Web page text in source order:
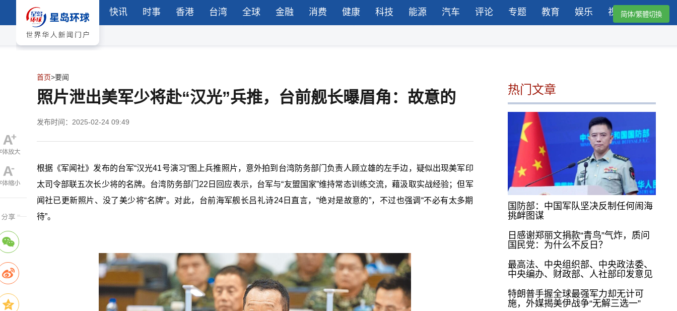
快讯 时事 香港 台湾 全球 金融 消费 健康 科技 能源 汽车 评论 专题 教育 娱乐 视频简体/繁體切換
首页>要闻
照片泄出美军少将赴“汉光”兵推，台前舰长曝眉角：故意的
发布时间：2025-02-24 09:49
根据《军闻社》发布的台军“汉光41号演习”图上兵推照片，意外拍到台湾防务部门负责人顾立雄的左手边，疑似出现美军印
太司令部联五次长少将的名牌。台湾防务部门22日回应表示，台军与“友盟国家”维持常态训练交流，藉汲取实战经验；但军
闻社已更新照片、没了美少将“名牌”。对此，台前海军舰长吕礼诗24日直言，“绝对是故意的”，不过也强调“不必有太多期
待”。
热门文章
国防部：中国军队坚决反制任何闹海
挑衅图谋
日感谢郑丽文捐款“青鸟”气炸，质问
国民党：为什么不反日？
最高法、中央组织部、中央政法委、
中央编办、财政部、人社部印发意见
特朗普手握全球最强军力却无计可
施，外媒揭美伊战争“无解三选一”